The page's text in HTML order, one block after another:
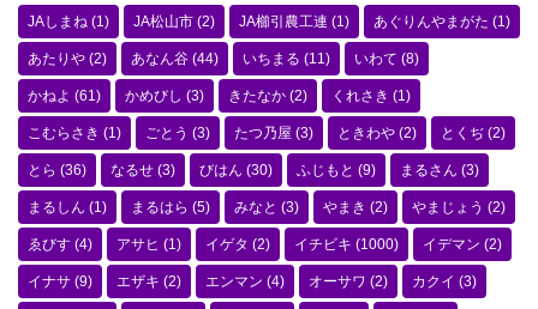
JAしまね (1) JA松山市 (2) JA櫛引農工連 (1) あぐりんやまがた (1)
あたりや (2) あなん谷 (44) いちまる (11) いわて (8)
かねよ (61) かめびし (3) きたなか (2) くれさき (1)
こむらさき (1) ごとう (3) たつ乃屋 (3) ときわや (2) とくぢ (2)
とら (36) なるせ (3) びはん (30) ふじもと (9) まるさん (3)
まるしん (1) まるはら (5) みなと (3) やまき (2) やまじょう (2)
ゑびす (4) アサヒ (1) イゲタ (2) イチビキ (1000) イデマン (2)
イナサ (9) エザキ (2) エンマン (4) オーサワ (2) カクイ (3)